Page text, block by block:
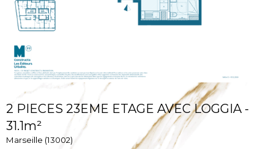
2 PIECES 23EME ETAGE AVEC LOGGIA -
31.1m²
Marseille (13002)